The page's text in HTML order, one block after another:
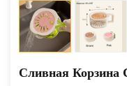
Сливная Корзина